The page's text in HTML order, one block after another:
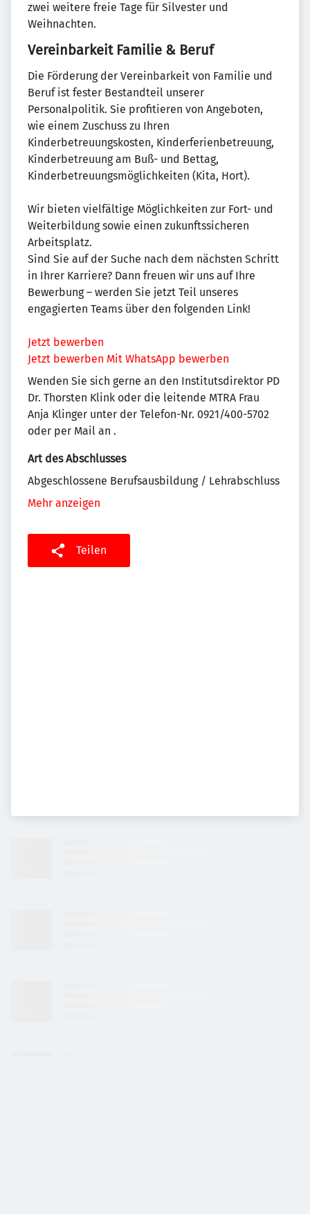
zwei weitere freie Tage für Silvester und
Weihnachten.
Vereinbarkeit Familie & Beruf
Die Förderung der Vereinbarkeit von Familie und
Beruf ist fester Bestandteil unserer
Personalpolitik. Sie profitieren von Angeboten,
wie einem Zuschuss zu Ihren
Kinderbetreuungskosten, Kinderferienbetreuung,
Kinderbetreuung am Buß- und Bettag,
Kinderbetreuungsmöglichkeiten (Kita, Hort).
Wir bieten vielfältige Möglichkeiten zur Fort- und
Weiterbildung sowie einen zukunftssicheren
Arbeitsplatz.
Sind Sie auf der Suche nach dem nächsten Schritt
in Ihrer Karriere? Dann freuen wir uns auf Ihre
Bewerbung – werden Sie jetzt Teil unseres
engagierten Teams über den folgenden Link!
Jetzt bewerben
Jetzt bewerben Mit WhatsApp bewerben
Wenden Sie sich gerne an den Institutsdirektor PD
Dr. Thorsten Klink oder die leitende MTRA Frau
Anja Klinger unter der Telefon-Nr. 0921/400-5702
oder per Mail an .
Art des Abschlusses
Abgeschlossene Berufsausbildung / Lehrabschluss
Mehr anzeigen
Teilen